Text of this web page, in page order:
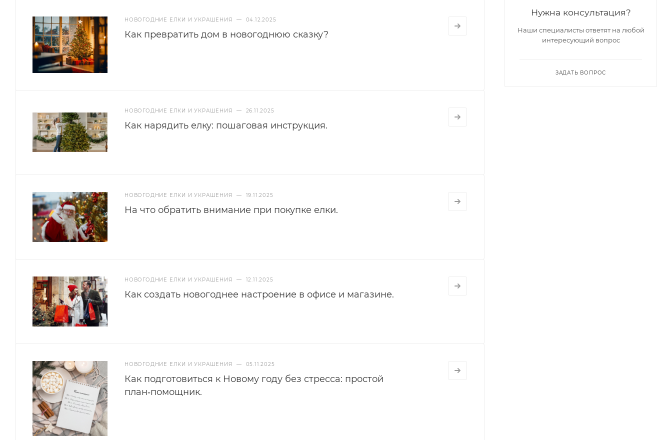
НОВОГОДНИЕ ЕЛКИ И УКРАШЕНИЯ — 04.12.2025
Как превратить дом в новогоднюю сказку?
НОВОГОДНИЕ ЕЛКИ И УКРАШЕНИЯ — 26.11.2025
Как нарядить елку: пошаговая инструкция.
НОВОГОДНИЕ ЕЛКИ И УКРАШЕНИЯ — 19.11.2025
На что обратить внимание при покупке елки.
НОВОГОДНИЕ ЕЛКИ И УКРАШЕНИЯ — 12.11.2025
Как создать новогоднее настроение в офисе и магазине.
НОВОГОДНИЕ ЕЛКИ И УКРАШЕНИЯ — 05.11.2025
Как подготовиться к Новому году без стресса: простой
план‑помощник.
Нужна консультация?
Наши специалисты ответят на любой
интересующий вопрос
ЗАДАТЬ ВОПРОС